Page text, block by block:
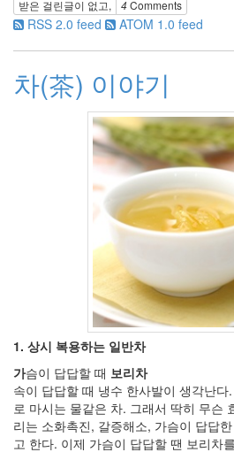
받은 걸린글이 없고, 4Comments
RSS 2.0 feed ATOM 1.0 feed
차(茶) 이야기
1. 상시 복용하는 일반차
가슴이 답답할 때 보리차
속이 답답할 때 냉수 한사발이 생각난
로 마시는 물같은 차. 그래서 딱히 무슨
리는 소화촉진, 갈증해소, 가슴이 답답
고 한다. 이제 가슴이 답답할 땐 보리차
png
스
봉
태
규
봄
꽃
봇